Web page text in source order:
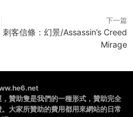
下一篇
刺客信條：幻景/Assassin’s Creed
Mirage
贊助隻是我們的一種形式，贊助完全
大家所贊助的費用都用來網站的日常